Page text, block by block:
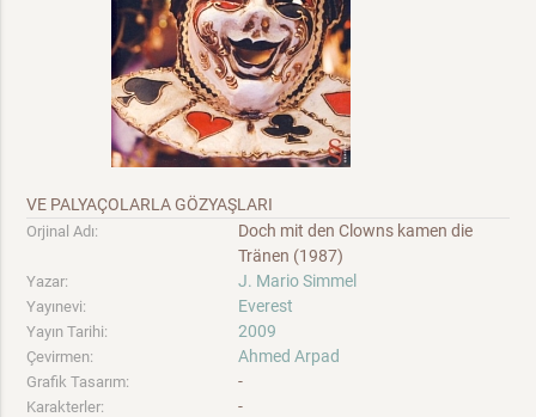
VE PALYAÇOLARLA GÖZYAŞLARI
Orjinal Adı:
Doch mit den Clowns kamen die
Tränen (1987)
Yazar: J. Mario Simmel
Yayınevi: Everest
Yayın Tarihi: 2009
Çevirmen: Ahmed Arpad
Grafik Tasarım: -
Karakterler: -